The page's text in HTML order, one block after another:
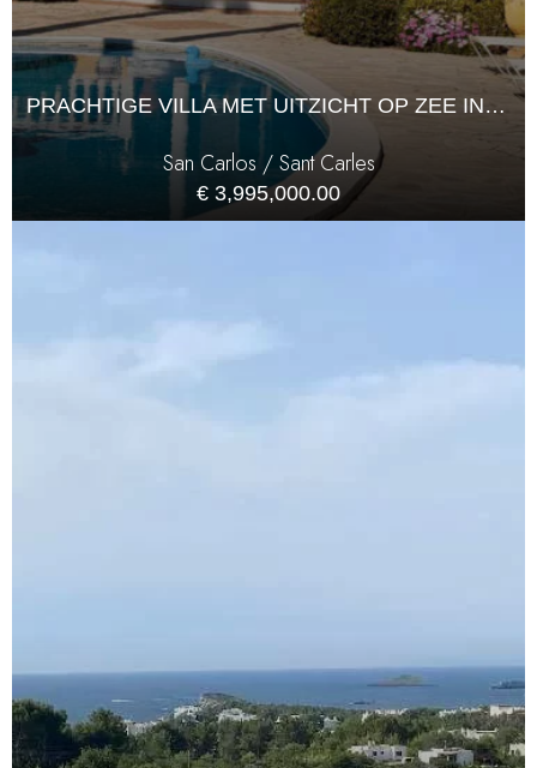
PRACHTIGE VILLA MET UITZICHT OP ZEE IN DE BUURT VAN SAN CARLOS
San Carlos / Sant Carles
€ 3,995,000.00